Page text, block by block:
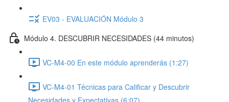
EV03 - EVALUACIÓN Módulo 3
Módulo 4. DESCUBRIR NECESIDADES (44 minutos)
VC-M4-00 En este módulo aprenderás (1:27)
VC-M4-01 Técnicas para Calificar y Descubrir
Necesidades y Expectativas (6:07)